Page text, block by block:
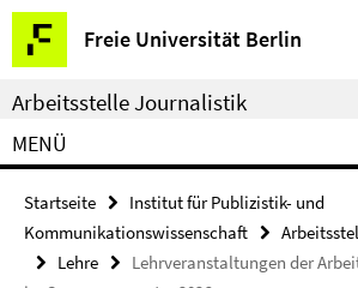
Springe
direkt
zu
Inhalt
Freie Universität Berlin
Service-
Navigation
Arbeitsstelle Journalistik
MENÜ
Startseite
Institut für Publizistik- und
Kommunikationswissenschaft
Lehre
Lehrveranstaltungen der